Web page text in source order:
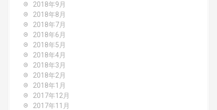
2018年9月
2018年8月
2018年7月
2018年6月
2018年5月
2018年4月
2018年3月
2018年2月
2018年1月
2017年12月
2017年11月